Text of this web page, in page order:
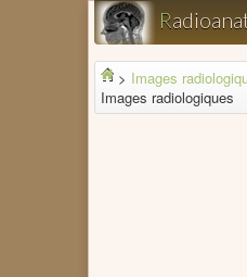
R
> Images
Images radiologiques